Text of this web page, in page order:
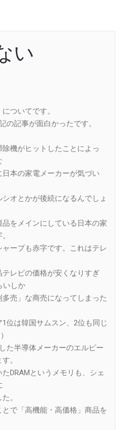
い
ついてです。
の記事が面白かったです。
機がヒットしたことによっ
本の家電メーカーが気づい
オとかが後続になるんでしょ
をメインにしている日本の家
ープも赤字です。これはテレ
レビの価格が安くなりすぎ
いしか
売」な商売になってしまった
1位は韓国サムスン、2位も同じ
た半導体メーカーのエルピー
。
DRAMというメモリも、シェ
。
で「高機能・高価格」商品を